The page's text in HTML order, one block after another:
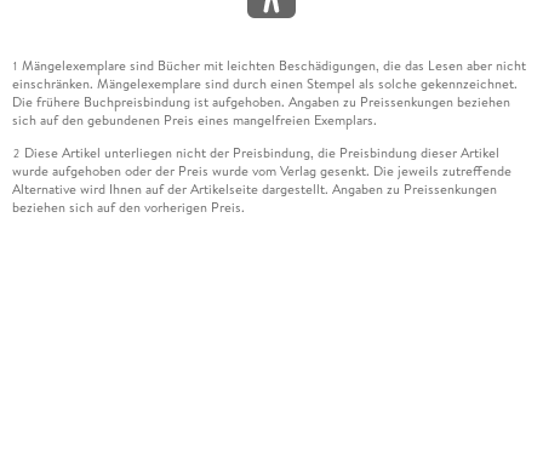
1 Mängelexemplare sind Bücher mit leichten Beschädigungen, die das Lesen aber nicht
einschränken. Mängelexemplare sind durch einen Stempel als solche gekennzeichnet.
Die frühere Buchpreisbindung ist aufgehoben. Angaben zu Preissenkungen beziehen
sich auf den gebundenen Preis eines mangelfreien Exemplars.
2 Diese Artikel unterliegen nicht der Preisbindung, die Preisbindung dieser Artikel
wurde aufgehoben oder der Preis wurde vom Verlag gesenkt. Die jeweils zutreffende
Alternative wird Ihnen auf der Artikelseite dargestellt. Angaben zu Preissenkungen
beziehen sich auf den vorherigen Preis.